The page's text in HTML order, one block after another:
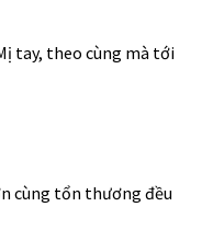
tay, theo cùng mà tới
cùng tổn thương đều